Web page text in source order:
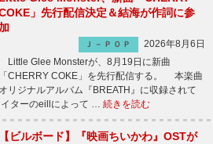
」先行配信決定＆結海が作詞に参
加
Ｊ－ＰＯＰ
2026年8月6日
Little Glee Monsterが、8月19日に新曲
「CHERRY COKE」を先行配信する。 本楽曲
リジナルアルバム『BREATH』に収録されて
ターのeillによって … 続きを読む
【ビルボード】『映画ちいかわ』OSTが